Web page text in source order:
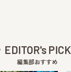
EDITOR's PICK
編集部おすすめ